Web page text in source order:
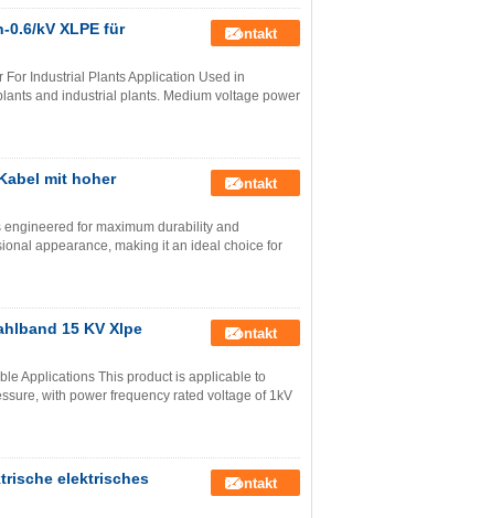
0.6/kV XLPE für
Kontakt
Industrial Plants Application Used in
and industrial plants. Medium voltage power
mit hoher
Kontakt
for maximum durability and
appearance, making it an ideal choice for
15 KV Xlpe
Kontakt
Applications This product is applicable to
with power frequency rated voltage of 1kV
elektrisches
Kontakt